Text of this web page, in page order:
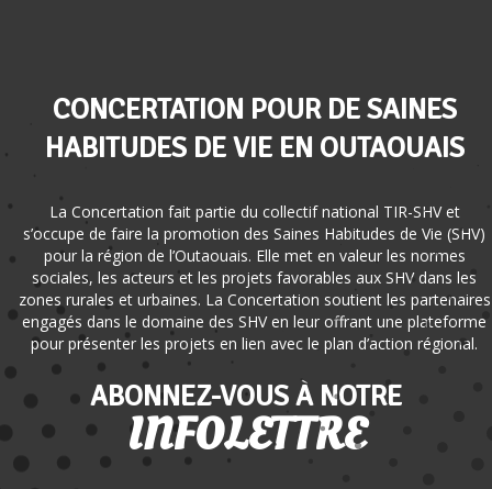
CONCERTATION POUR DE SAINES
HABITUDES DE VIE EN OUTAOUAIS
La Concertation fait partie du collectif national TIR-SHV et
s’occupe de faire la promotion des Saines Habitudes de Vie (SHV)
pour la région de l’Outaouais. Elle met en valeur les normes
sociales, les acteurs et les projets favorables aux SHV dans les
zones rurales et urbaines. La Concertation soutient les partenaires
engagés dans le domaine des SHV en leur offrant une plateforme
pour présenter les projets en lien avec le plan d’action régional.
ABONNEZ-VOUS À NOTRE
INFOLETTRE